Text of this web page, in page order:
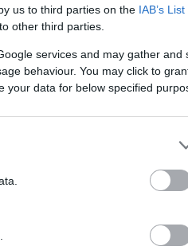
us to third parties on the IAB’s
other third parties.
services and may gather and
behaviour. You may click to
your data for below specified
και στα ανατολικά
θερμοκρασία θα